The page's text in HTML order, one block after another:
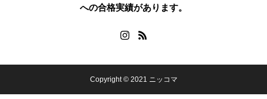
への合格実績があります。
Copyright © 2021 ニッコマ